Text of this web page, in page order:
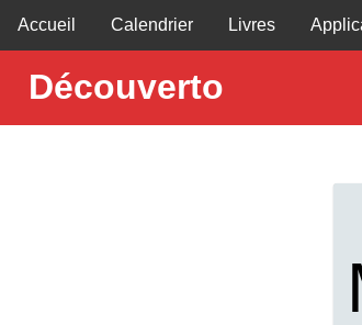
Accueil Calendrier Livres
Découverto